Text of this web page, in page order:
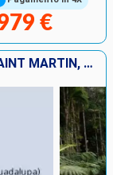
€
GUADALUPA, ANTIGUA E BARBUDA, SAINT MARTIN, DOMINICA, SAN CRISTOFORO E NEVIS, MARTINICA